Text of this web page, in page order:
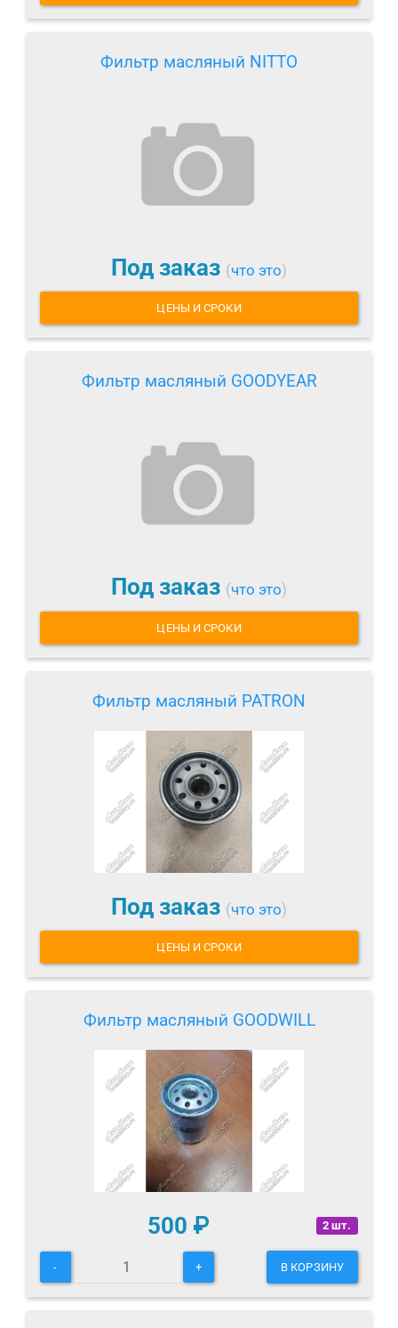
Фильтр масляный NITTO
Под заказ (что это)
ЦЕНЫ И СРОКИ
Фильтр масляный GOODYEAR
Под заказ (что это)
ЦЕНЫ И СРОКИ
Фильтр масляный PATRON
Под заказ (что это)
ЦЕНЫ И СРОКИ
Фильтр масляный GOODWILL
2 шт.
500 ₽
- + В КОРЗИНУ